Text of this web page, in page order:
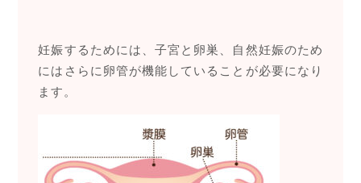
妊娠するためには、子宮と卵巣、自然妊娠のため
にはさらに卵管が機能していることが必要になり
ます。